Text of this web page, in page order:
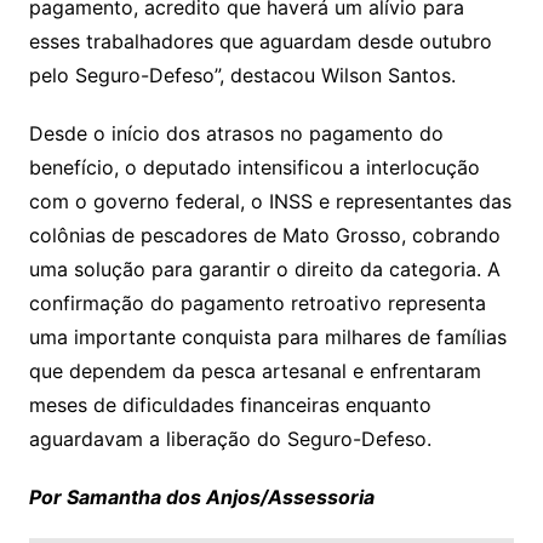
pagamento, acredito que haverá um alívio para
esses trabalhadores que aguardam desde outubro
pelo Seguro-Defeso”, destacou Wilson Santos.
Desde o início dos atrasos no pagamento do
benefício, o deputado intensificou a interlocução
com o governo federal, o INSS e representantes das
colônias de pescadores de Mato Grosso, cobrando
uma solução para garantir o direito da categoria. A
confirmação do pagamento retroativo representa
uma importante conquista para milhares de famílias
que dependem da pesca artesanal e enfrentaram
meses de dificuldades financeiras enquanto
aguardavam a liberação do Seguro-Defeso.
Por Samantha dos Anjos/Assessoria